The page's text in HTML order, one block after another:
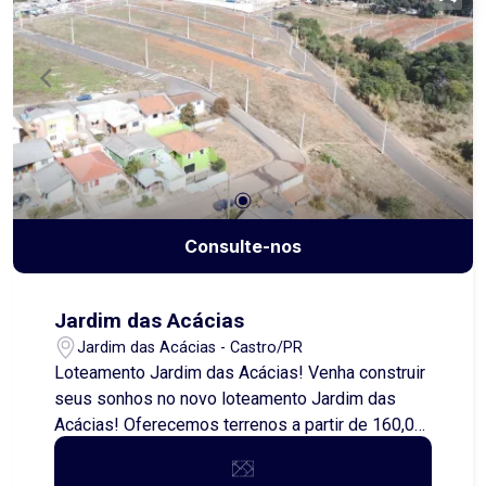
Consulte-nos
Jardim das Acácias
Jardim das Acácias - Castro/PR
Loteamento Jardim das Acácias! Venha construir
seus sonhos no novo loteamento Jardim das
Acácias! Oferecemos terrenos a partir de 160,00
metros quadrados, perfeitos para quem busca
uma excelente oportunidade de investimento ou